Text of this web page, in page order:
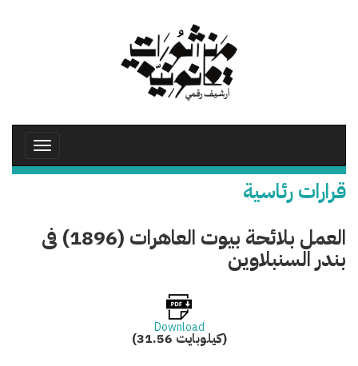
Toggle
قرارات رئاسية
‎⁨العمل بلائحة بيوت العاهرات (1896) فى
بندر السنبلاوين⁩
Download
(31.56 كيلوبايت)